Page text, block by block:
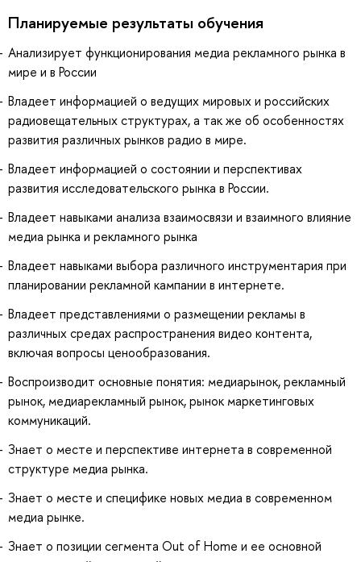
Планируемые результаты обучения
Анализирует функционирования медиа рекламного рынка в
мире и в России
Владеет информацией о ведущих мировых и российских
радиовещательных структурах, а так же об особенностях
развития различных рынков радио в мире.
Владеет информацией о состоянии и перспективах
развития исследовательского рынка в России.
Владеет навыками анализа взаимосвязи и взаимного влияние
медиа рынка и рекламного рынка
Владеет навыками выбора различного инструментария при
планировании рекламной кампании в интернете.
Владеет представлениями о размещении рекламы в
различных средах распространения видео контента,
включая вопросы ценообразования.
Воспроизводит основные понятия: медиарынок, рекламный
рынок, медиарекламный рынок, рынок маркетинговых
коммуникаций.
Знает о месте и перспективе интернета в современной
структуре медиа рынка.
Знает о месте и специфике новых медиа в современном
медиа рынке.
Знает о позиции сегмента Out of Home и ее основной